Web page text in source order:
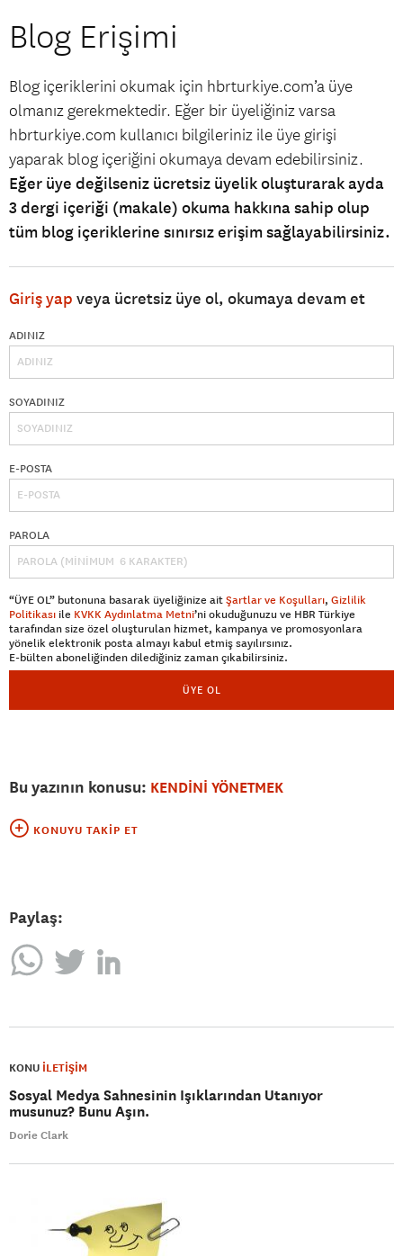
Blog Erişimi
Blog içeriklerini okumak için hbrturkiye.com’a üye
olmanız gerekmektedir. Eğer bir üyeliğiniz varsa
hbrturkiye.com kullanıcı bilgileriniz ile üye girişi
yaparak blog içeriğini okumaya devam edebilirsiniz.
Eğer üye değilseniz ücretsiz üyelik oluşturarak ayda
3 dergi içeriği (makale) okuma hakkına sahip olup
tüm blog içeriklerine sınırsız erişim sağlayabilirsiniz.
Giriş yap veya ücretsiz üye ol, okumaya devam et
ADINIZ
SOYADINIZ
E-POSTA
PAROLA
“ÜYE OL” butonuna basarak üyeliğinize aitŞartlar ve Koşulları, Gizlilik
Politikası ile KVKK Aydınlatma Metni’ni okuduğunuzu ve HBR Türkiye
tarafından size özel oluşturulan hizmet, kampanya ve promosyonlara
yönelik elektronik posta almayı kabul etmiş sayılırsınız.
E-bülten aboneliğinden dilediğiniz zaman çıkabilirsiniz.
ÜYE OL
Bu yazının konusu: KENDİNİ YÖNETMEK
KONUYU TAKIP ET
Paylaş:
KONU İLETİŞİM
Sosyal Medya Sahnesinin Işıklarından Utanıyor
musunuz? Bunu Aşın.
Dorie Clark